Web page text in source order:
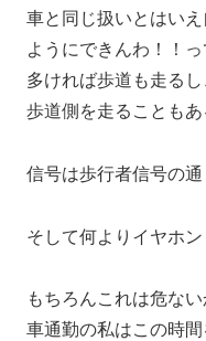
車と同じ扱いとはい
ようにできんわ！！
多ければ歩道も走る
歩道側を走ることもあ
信号は歩行者信号の通
そして何よりイヤホン
もちろんこれは危な
車通勤の私はこの時